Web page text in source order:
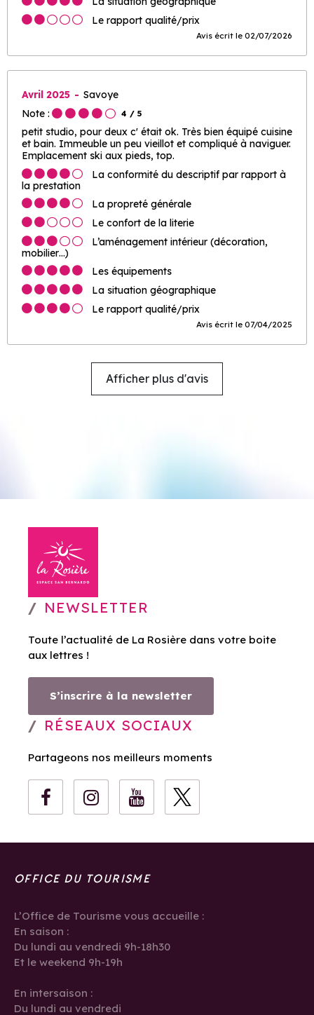
Le rapport qualité/prix
Avis écrit le 02/07/2026
Avril 2025
Savoye
Note :
4 / 5
petit studio, pour deux c' était ok. Très bien équipé cuisine
et bain. Immeuble un peu vieillot et compliqué à naviguer.
Emplacement ski aux pieds, top.
La conformité du descriptif par rapport à
la prestation
La propreté générale
Le confort de la literie
L’aménagement intérieur (décoration,
mobilier…)
Les équipements
La situation géographique
Le rapport qualité/prix
Avis écrit le 07/04/2025
Afficher plus d'avis
NEWSLETTER
Toute l’actualité de La Rosière dans votre boite
aux lettres !
S’inscrire à la newsletter
RÉSEAUX SOCIAUX
Partageons nos meilleurs moments
OFFICE DU TOURISME
L’Office de Tourisme vous accueille :
En saison :
Du lundi au vendredi 9h-18h30
Et le weekend 9h-19h
En intersaison :
Du lundi au vendredi